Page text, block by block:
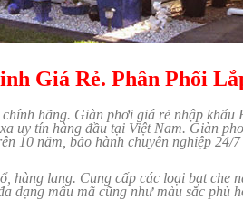
Giá Rẻ. Phân Phối
hãng. Giàn phơi giá rẻ nhập khẩu
uy tín hàng đầu tại Việt Nam. Giàn
10 năm, bảo hành chuyên nghiệp 24/
hàng lang. Cung cấp các loại bạt che
dạng mẫu mã cũng như màu sắc